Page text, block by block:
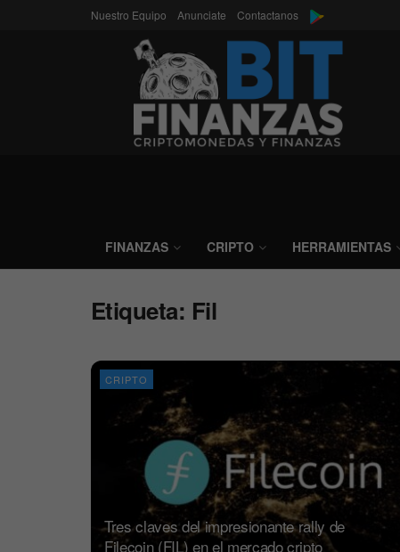
Nuestro Equipo Anunciate Contactanos
FINANZAS CRIPTO HERRAMIENTAS
Etiqueta: Fil
CRIPTO
Tres claves del impresionante rally de
Filecoin (FIL) en el mercado cripto